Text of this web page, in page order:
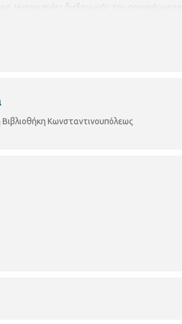
Ημερομηνίες διεξαγωγής του προγράμματος
Βιβλιοθήκη Κωνσταντινουπόλεως